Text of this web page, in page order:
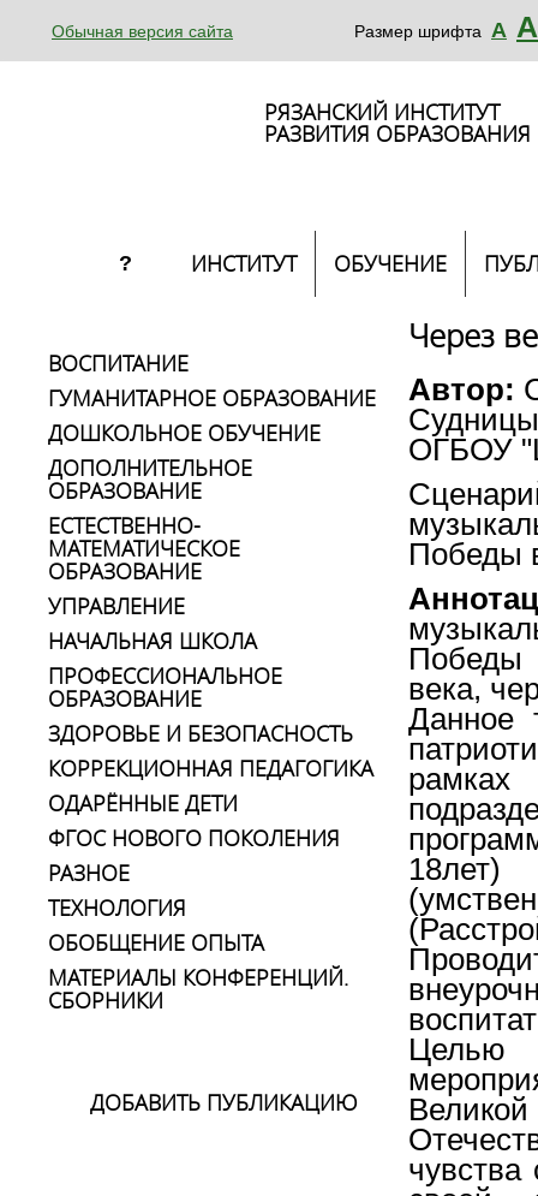
Обычная версия сайта Размер шрифта А А
РЯЗАНСКИЙ ИНСТИТУТ
РАЗВИТИЯ ОБРАЗОВАНИЯ
? ИНСТИТУТ ОБУЧЕНИЕ
ВОСПИТАНИЕ
ГУМАНИТАРНОЕ ОБРАЗОВАНИЕ
ДОШКОЛЬНОЕ ОБУЧЕНИЕ
ДОПОЛНИТЕЛЬНОЕ
ОБРАЗОВАНИЕ
ЕСТЕСТВЕННО-
МАТЕМАТИЧЕСКОЕ
ОБРАЗОВАНИЕ
УПРАВЛЕНИЕ
НАЧАЛЬНАЯ ШКОЛА
ПРОФЕССИОНАЛЬНОЕ
ОБРАЗОВАНИЕ
ЗДОРОВЬЕ И БЕЗОПАСНОСТЬ
КОРРЕКЦИОННАЯ ПЕДАГОГИКА
ОДАРЁННЫЕ ДЕТИ
ФГОС НОВОГО ПОКОЛЕНИЯ
РАЗНОЕ
ТЕХНОЛОГИЯ
ОБОБЩЕНИЕ ОПЫТА
МАТЕРИАЛЫ КОНФЕРЕНЦИЙ.
СБОРНИКИ
ДОБАВИТЬ ПУБЛИКАЦИЮ
Через
Автор:
ОГБОУ
Победы
Победы
века,
Данное
рамках
18лет)
Целью
чувства